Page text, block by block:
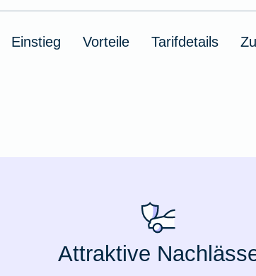
Einstieg Vorteile Tarifdetails
Attraktive